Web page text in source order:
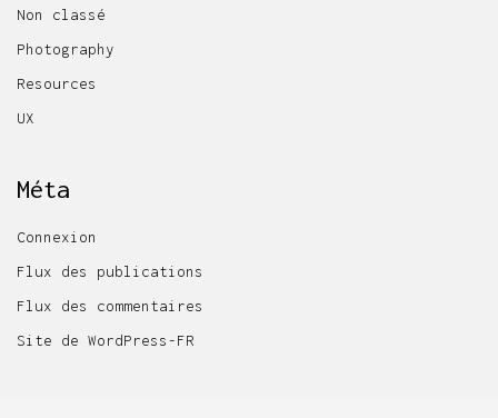
Non classé
Photography
Resources
UX
Méta
Connexion
Flux des publications
Flux des commentaires
Site de WordPress-FR